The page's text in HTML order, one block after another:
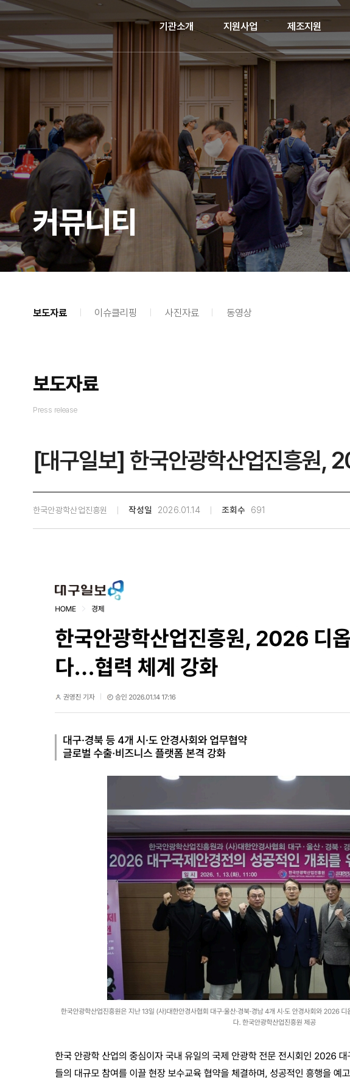
기관소개 지원사업 제조지원
커뮤니티
보도자료 이슈클리핑 사진자료 동영상
보도자료
Press release
[대구일보] 한국안광학산업진흥원,
한국안광학산업진흥원 작성일 2026.01.14 조회수 691